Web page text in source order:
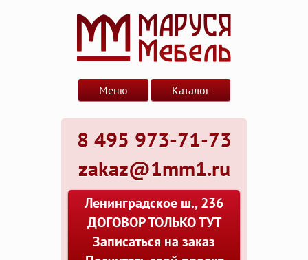
8 495 973-71-73
zakaz@1mm1.ru
Ленинградское ш., 236
ДОГОВОР ТОЛЬКО ТУТ
Записаться на заказ
Меню Каталог